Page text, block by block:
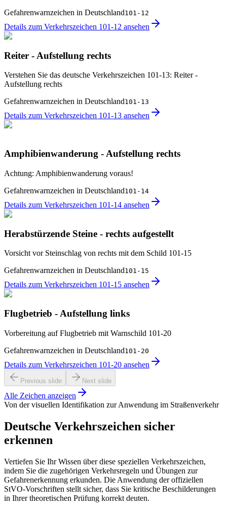
Gefahrenwarnzeichen in Deutschland101-12
Details zum Verkehrszeichen 101-12 ansehen
Reiter - Aufstellung rechts
Verstehen Sie das deutsche Verkehrszeichen 101-13: Reiter -
Aufstellung rechts
Gefahrenwarnzeichen in Deutschland101-13
Details zum Verkehrszeichen 101-13 ansehen
Amphibienwanderung - Aufstellung rechts
Achtung: Amphibienwanderung voraus!
Gefahrenwarnzeichen in Deutschland101-14
Details zum Verkehrszeichen 101-14 ansehen
Herabstürzende Steine - rechts aufgestellt
Vorsicht vor Steinschlag von rechts mit dem Schild 101-15
Gefahrenwarnzeichen in Deutschland101-15
Details zum Verkehrszeichen 101-15 ansehen
Flugbetrieb - Aufstellung links
Vorbereitung auf Flugbetrieb mit Warnschild 101-20
Gefahrenwarnzeichen in Deutschland101-20
Details zum Verkehrszeichen 101-20 ansehen
Previous slide Next slide
Alle Zeichen anzeigen
Von der visuellen Identifikation zur Anwendung im Straßenverkehr
Deutsche Verkehrszeichen sicher
erkennen
Vertiefen Sie Ihr Wissen über diese speziellen Verkehrszeichen,
indem Sie die zugehörigen Verkehrsregeln und Übungen zur
Gefahrenerkennung erkunden. Die Anwendung der offiziellen
StVO-Vorschriften stellt sicher, dass Sie kritische Beschilderungen
in Ihrer theoretischen Prüfung korrekt deuten.